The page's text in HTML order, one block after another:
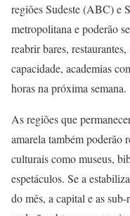
regiões Sudeste (ABC) e
metropolitana e poderão
reabrir bares,
capacidade, academias
horas na próxima semana.
As regiões que
amarela também poderão
culturais como museus,
espetáculos. Se a
do mês, a capital e as